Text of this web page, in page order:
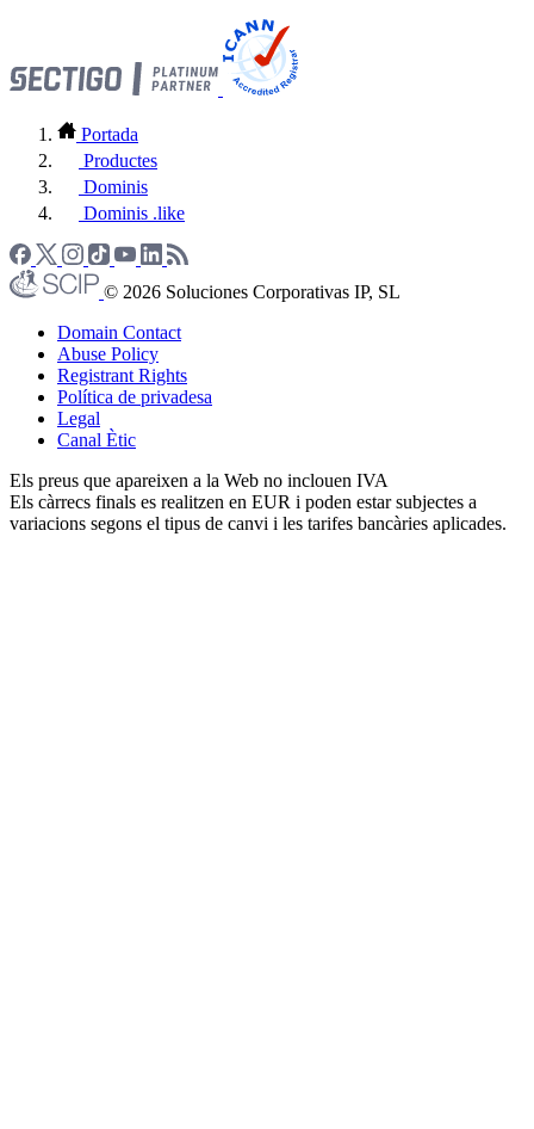
Portada
Productes
Dominis
Dominis .like
© 2026 Soluciones Corporativas IP, SL
Domain Contact
Abuse Policy
Registrant Rights
Política de privadesa
Legal
Canal Ètic
Els preus que apareixen a la Web no inclouen IVA
Els càrrecs finals es realitzen en EUR i poden estar subjectes a
variacions segons el tipus de canvi i les tarifes bancàries aplicades.